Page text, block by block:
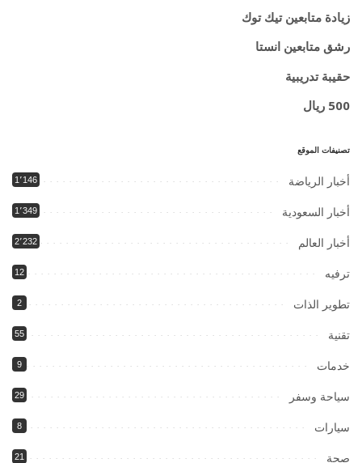
زيادة متابعين تيك توك
رشق متابعين انستا
حقيبة تدريبية
500 ريال
تصنيفات الموقع
أخبار الرياضة 1٬146
أخبار السعودية 1٬349
أخبار العالم 2٬232
ترفيه 12
تطوير الذات 2
تقنية 55
خدمات 9
سياحة وسفر 29
سيارات 8
صحة 21